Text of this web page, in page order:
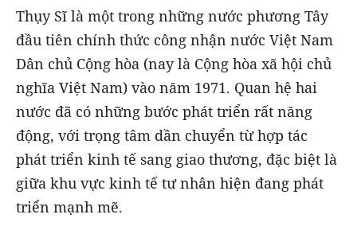
Thụy Sĩ là một trong những nước phương Tây
đầu tiên chính thức công nhận nước Việt Nam
Dân chủ Cộng hòa (nay là Cộng hòa xã hội chủ
nghĩa Việt Nam) vào năm 1971. Quan hệ hai
nước đã có những bước phát triển rất năng
động, với trọng tâm dần chuyển từ hợp tác
phát triển kinh tế sang giao thương, đặc biệt là
giữa khu vực kinh tế tư nhân hiện đang phát
triển mạnh mẽ.